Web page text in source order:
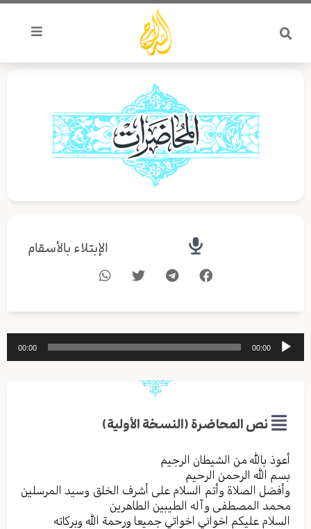
تخطي
المحتوى
الإبتلاء بالأسقام
مشغل
الصوت
00:00
00:00
نص المحاضرة (النسخة الأولية)
أعوذ بالله من الشیطان الرجیم
بسم الله الرحمن الرحیم
وأفضل الصلاة وأتم السلام علی أشرف الخلق وسید المرسلین
محمد المصطفی وآله الطیبین الطاهرین
السلام علیکم اخواني اخواتي جمیعا ورحمة الله وبرکاته